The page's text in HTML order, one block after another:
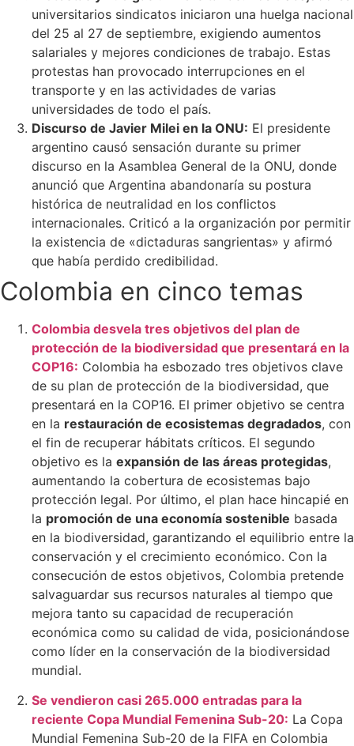
universitarios sindicatos iniciaron una huelga nacional
del 25 al 27 de septiembre, exigiendo aumentos
salariales y mejores condiciones de trabajo. Estas
protestas han provocado interrupciones en el
transporte y en las actividades de varias
universidades de todo el país.
Discurso de Javier Milei en la ONU: El presidente
argentino causó sensación durante su primer
discurso en la Asamblea General de la ONU, donde
anunció que Argentina abandonaría su postura
histórica de neutralidad en los conflictos
internacionales. Criticó a la organización por permitir
la existencia de «dictaduras sangrientas» y afirmó
que había perdido credibilidad.
Colombia en cinco temas
Colombia desvela tres objetivos del plan de
protección de la biodiversidad que presentará en la
COP16: Colombia ha esbozado tres objetivos clave
de su plan de protección de la biodiversidad, que
presentará en la COP16. El primer objetivo se centra
en la restauración de ecosistemas degradados, con
el fin de recuperar hábitats críticos. El segundo
objetivo es la expansión de las áreas protegidas,
aumentando la cobertura de ecosistemas bajo
protección legal. Por último, el plan hace hincapié en
la promoción de una economía sostenible basada
en la biodiversidad, garantizando el equilibrio entre la
conservación y el crecimiento económico. Con la
consecución de estos objetivos, Colombia pretende
salvaguardar sus recursos naturales al tiempo que
mejora tanto su capacidad de recuperación
económica como su calidad de vida, posicionándose
como líder en la conservación de la biodiversidad
mundial.
Se vendieron casi 265.000 entradas para la
reciente Copa Mundial Femenina Sub-20: La Copa
Mundial Femenina Sub-20 de la FIFA en Colombia